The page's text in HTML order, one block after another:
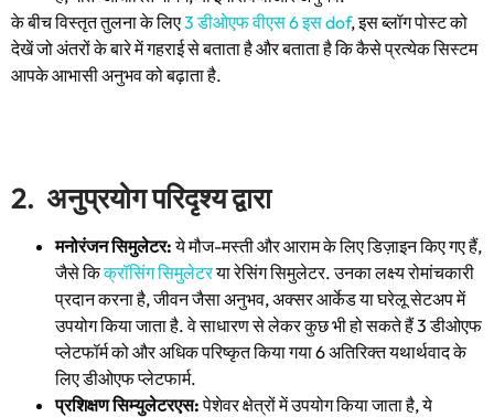
के बीच विस्तृत तुलना के लिए3 डीओएफ वीएस 6 इस dof, इस ब्लॉग पोस्ट को
देखें जो अंतरों के बारे में गहराई से बताता है और बताता है कि कैसे प्रत्येक सिस्टम
आपके आभासी अनुभव को बढ़ाता है.
2. अनुप्रयोग परिदृश्य द्वारा
मनोरंजन सिमुलेटर:ये मौज-मस्ती और आराम के लिए डिज़ाइन किए गए हैं,
जैसे किक्रॉसिंग सिमुलेटरया रेसिंग सिमुलेटर. उनका लक्ष्य रोमांचकारी
प्रदान करना है, जीवन जैसा अनुभव, अक्सर आर्केड या घरेलू सेटअप में
उपयोग किया जाता है. वे साधारण से लेकर कुछ भी हो सकते हैं 3 डीओएफ
प्लेटफॉर्म को और अधिक परिष्कृत किया गया 6 अतिरिक्त यथार्थवाद के
लिए डीओएफ प्लेटफार्म.
प्रशिक्षण सिम्युलेटरएस:पेशेवर क्षेत्रों में उपयोग किया जाता है, ये